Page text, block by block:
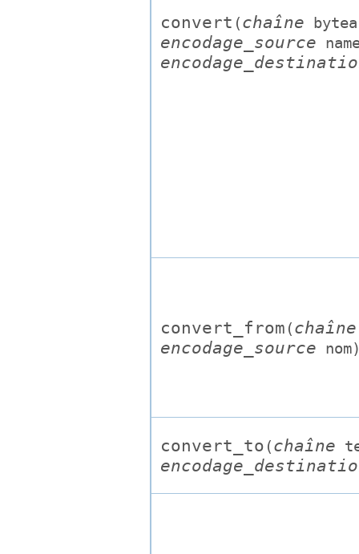
convert (chaîne bytea
encodage_source
convert_from (chaîne
encodage_source nom
convert_to (chaîne